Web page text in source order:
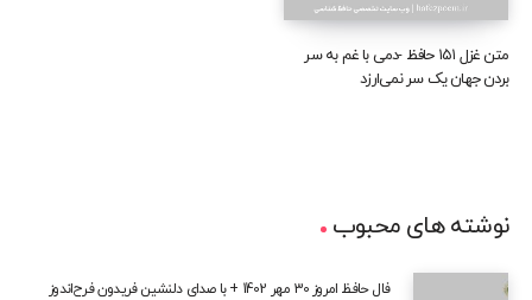
متن غزل ۱۵۱ حافظ -دمی با غم به سر
بردن جهان یک سر نمی‌ارزد
نوشته های محبوب
فال حافظ امروز 30 مهر 1402 + با صدای دلنشین فریدون فرح‌اندوز